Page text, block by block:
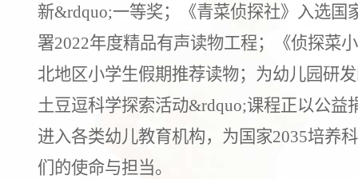
新&rdquo;一等奖；《青菜侦探社》入选国
署2022年度精品有声读物工程；《侦探菜
北地区小学生假期推荐读物；为幼儿园研
土豆逗科学探索活动&rdquo;课程正以公益
进入各类幼儿教育机构，为国家2035培养
们的使命与担当。